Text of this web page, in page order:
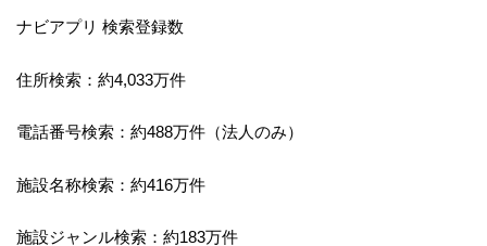
ナビアプリ 検索登録数
住所検索：約4,033万件
電話番号検索：約488万件（法人のみ）
施設名称検索：約416万件
施設ジャンル検索：約183万件